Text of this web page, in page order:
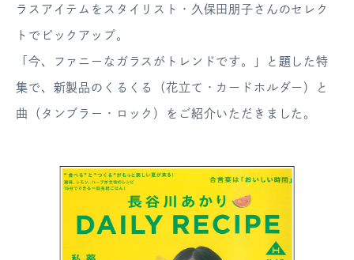
ラスアイテムをスタイリスト・久保田朋子さんのセレク
トでピックアップ。
「今、ファニーなガラスがトレンドです。」と題した特
集で、新製品のくるくる（花立て・カードホルダー）と
曲（タンブラー・ロック）をご紹介いただきました。